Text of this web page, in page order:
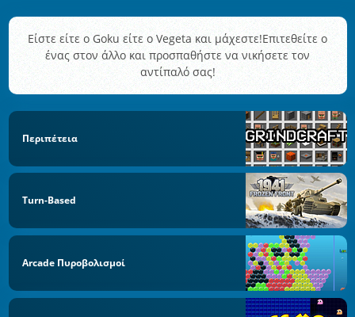
Είστε είτε ο Goku είτε ο Vegeta και μάχεστε!Επιτεθείτε ο
ένας στον άλλο και προσπαθήστε να νικήσετε τον
αντίπαλό σας!
Περιπέτεια
Turn-Based
Arcade Πυροβολισμοί